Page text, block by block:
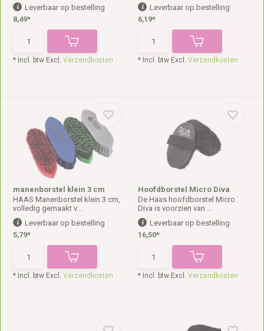
Leverbaar op bestelling
8,49*
* Incl. btw Excl.Verzendkosten
Leverbaar op bestelling
6,19*
* Incl. btw Excl. Verzendkosten
manenborstel klein 3 cm
HAAS Manenborstel klein 3 cm,
volledig gemaakt v...
Leverbaar op bestelling
5,79*
* Incl. btw Excl.Verzendkosten
Hoofdborstel Micro Diva
De Haas hoofdborstel Micro
Diva is voorzien van ...
Leverbaar op bestelling
16,50*
* Incl. btw Excl. Verzendkosten